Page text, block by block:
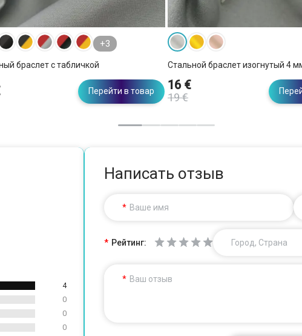
+3
браслет с табличкой
Перейти в товар
Стальной браслет изогнутый 4
16 €
19 €
4
0
0
0
Написать отзыв
Ваше имя
Рейтинг: Город, Страна
Ваш отзыв